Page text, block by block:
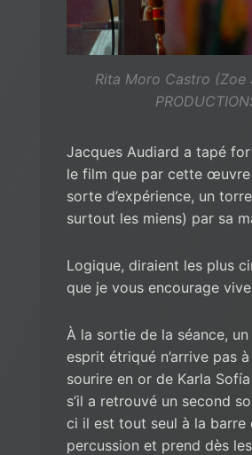
Rita Moro Castro (Zoe
Jacques Audiard a tapé
le film que par cette œuvre
sorte d’expérience, un
surtout les miens) par sa
Logique, diraient les plus
que je vous encourage
À la sortie de la séance, un
esprit étriqué n’arrive pas
sourire en or de Karla
s’il a retrouvé un second
ci il est tout seul à la barre
percussion et prend dès